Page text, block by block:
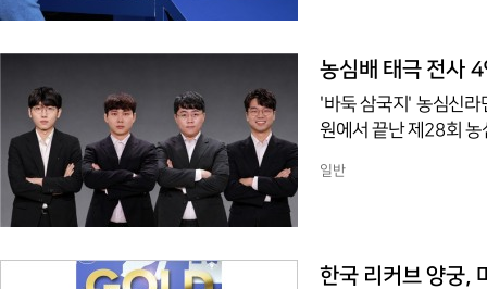
어야 한다고 역설했다.
수가 틍ㄹ린 선택이 아
움을 AI가 보여준 셈”
농심배 태극 전사
'바둑 삼국지' 농심신라
원에서 끝난 제28회 농
고, C조 결승에서는 박
국은 제22회부터 제
일반
한국 리커브 양궁,